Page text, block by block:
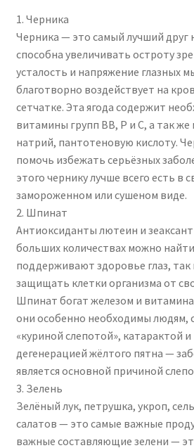
1. Черника
Черника — это самый лучший друг
способна увеличивать остроту
усталость и напряжение глазных
благотворно воздействует на
сетчатке. Эта ягода содержит
витамины групп ВВ, Р и С, а так же
натрий, пантотеновую кислоту.
помочь избежать серьёзных
этого чернику лучше всего есть в
замороженном или сушеном виде.
2. Шпинат
Антиоксиданты лютеин и
больших количествах можно
поддерживают здоровье глаз,
защищать клетки организма от
Шпинат богат железом и
они особенно необходимы
«куриной слепотой», катарактой
дегенерацией жёлтого пятна —
является основной причиной
3. Зелень
Зелёный лук, петрушка, укроп,
салатов — это самые важные
важные составляющие зелени —